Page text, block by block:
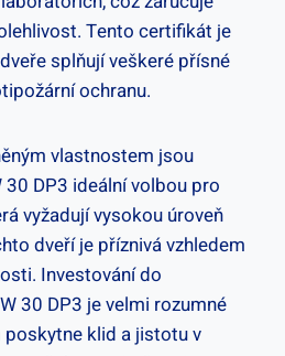
Tento certifikát je
splňují veškeré přísné
ochranu.
vlastnostem jsou
DP3 ideální volbou pro
vyžadují vysokou úroveň
dveří je příznivá vzhledem
Investování do
30 DP3 je velmi rozumné
klid a jistotu v